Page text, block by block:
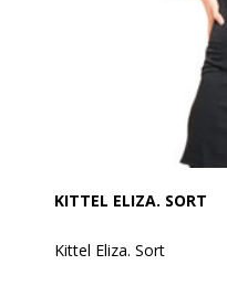
KITTEL ELIZA. SORT
Kittel Eliza. Sort